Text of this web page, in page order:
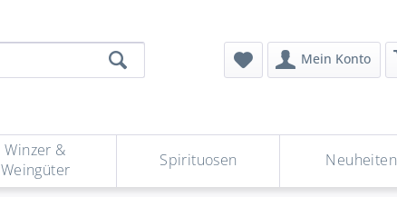
Mein Konto
Winzer &
Weingüter
Spirituosen Neuheiten